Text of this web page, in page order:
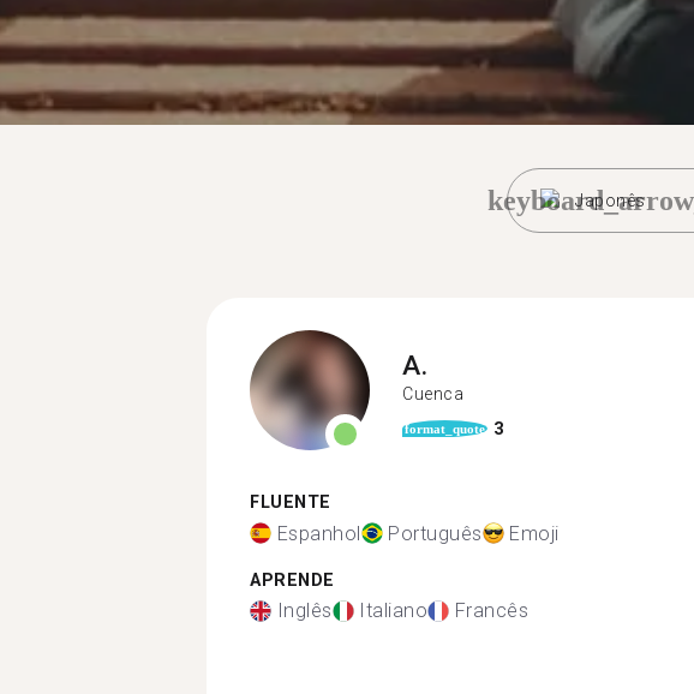
Japonês
A.
Cuenca
format_quote 3
FLUENTE
Espanhol Português Emoji
APRENDE
Inglês Italiano Francês